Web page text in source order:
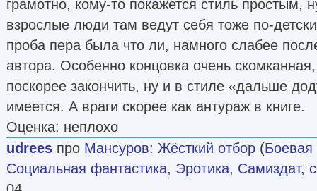
грамотно, кому-то покажется стиль простым,
взрослые люди там ведут себя тоже по-
проба пера была что ли, намного слабее
автора. Особенно концовка очень
поскорее закончить, ну и в стиле «дальше
имеется. А враги скорее как антураж в книге.
Оценка: неплохо
udrees про Мансуров: Жёсткий отбор (Боевая
Социальная фантастика, Эротика, Самиздат,